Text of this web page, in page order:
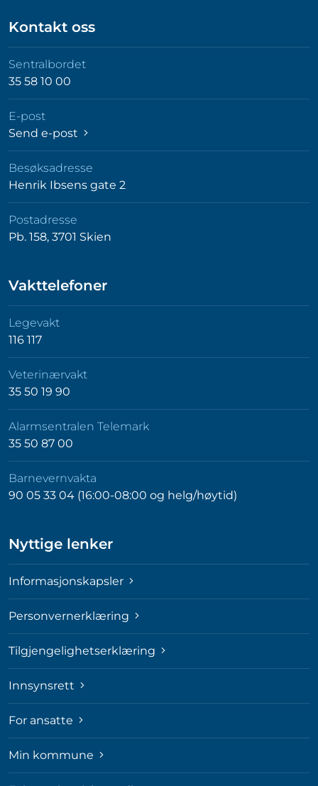
Kontakt oss
Sentralbordet
35 58 10 00
E-post
Send e-post
Besøksadresse
Henrik Ibsens gate 2
Postadresse
Pb. 158, 3701 Skien
Vakttelefoner
Legevakt
116 117
Veterinærvakt
35 50 19 90
Alarmsentralen Telemark
35 50 87 00
Barnevernvakta
90 05 33 04 (16:00-08:00 og helg/høytid)
Nyttige lenker
Informasjonskapsler
Personvernerklæring
Tilgjengelighetserklæring
Innsynsrett
For ansatte
Min kommune